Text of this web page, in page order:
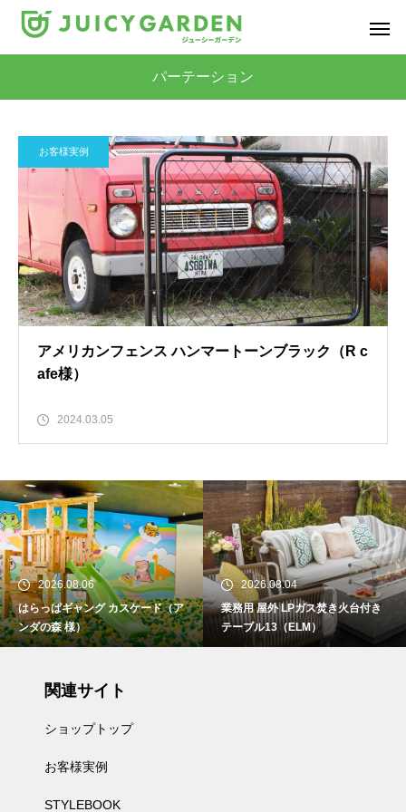
パーテーション
お客様実例
アメリカンフェンス ハンマートーンブラック（R c
afe様）
2024.03.05
2026.08.06
はらっぱギャング カスケード（ア
ンダの森 様）
2026.08.04
業務用 屋外 LPガス焚き火台付き
テーブル13（ELM）
関連サイト
ショップトップ
お客様実例
STYLEBOOK